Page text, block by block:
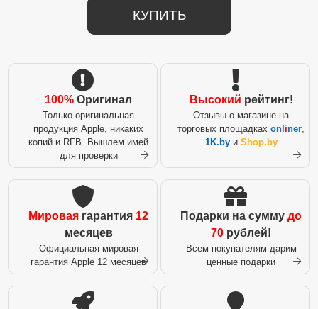
КУПИТЬ
100% Оригинал
Только оригинальная
продукция Apple, никаких
копий и RFB. Вышлем имей
для проверки
Высокий рейтинг!
Отзывы о магазине на
торговых площадках onl iner,
1K.byи Shop.by
Мировая гарантия 12
месяцев
Официальная мировая
гарантия Apple 12 месяцев
Подарки на сумму до
70 рублей!
Всем покупателям дарим
ценные подарки